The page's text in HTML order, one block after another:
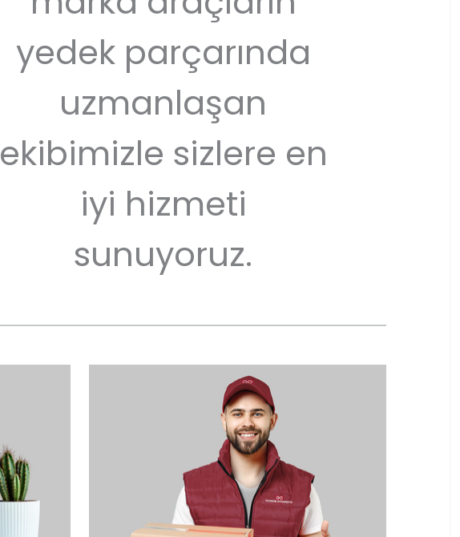
yedek parçarında
uzmanlaşan
ekibimizle sizlere en
iyi hizmeti
sunuyoruz.